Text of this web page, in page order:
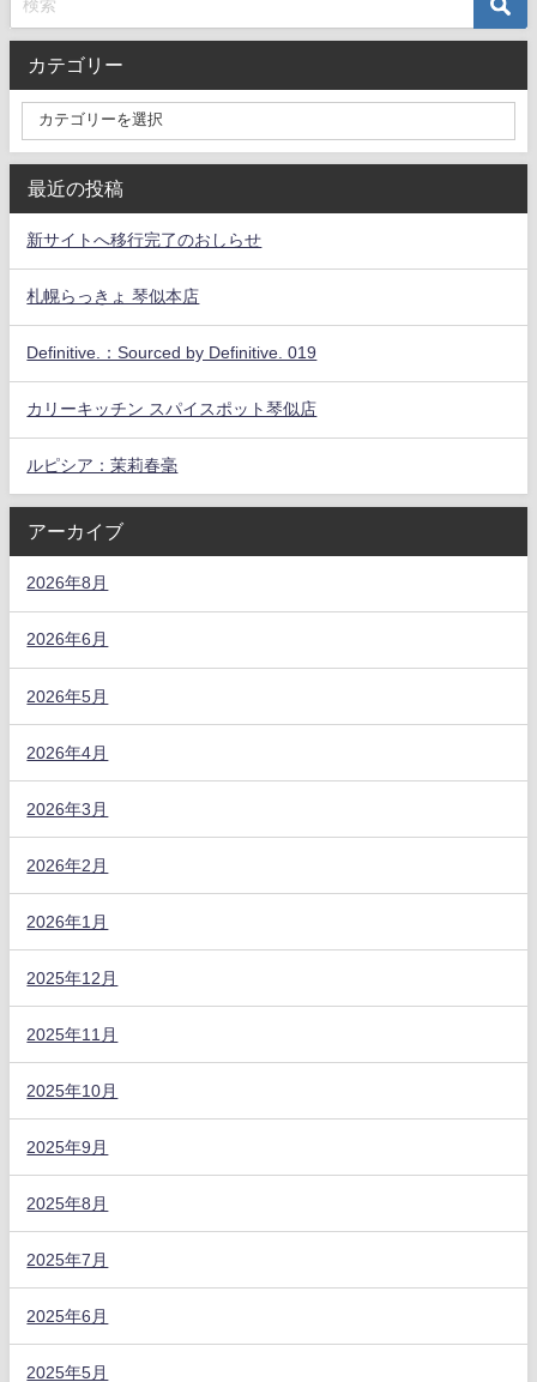
カテゴリー
最近の投稿
新サイトへ移行完了のおしらせ
札幌らっきょ 琴似本店
Definitive.：Sourced by Definitive. 019
カリーキッチン スパイスポット琴似店
ルピシア：茉莉春毫
アーカイブ
2026年8月
2026年6月
2026年5月
2026年4月
2026年3月
2026年2月
2026年1月
2025年12月
2025年11月
2025年10月
2025年9月
2025年8月
2025年7月
2025年6月
2025年5月